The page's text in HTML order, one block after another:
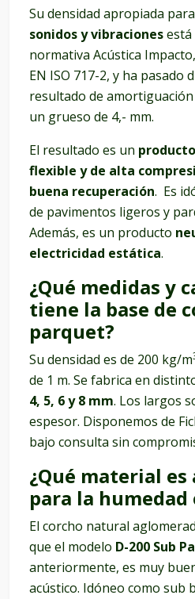
Su densidad apropiada para
sonidos y vibraciones
normativa Acústica
EN ISO 717-2, y ha pasado
resultado de
un grueso de 4,- mm.
El resultado es un
flexible y de alta
buena recuperación. Es
de pavimentos ligeros y
Además, es un producto
electricidad estática.
¿Qué medidas y
tiene la base de
parquet?
Su densidad es de 200 kg/m
de 1 m. Se fabrica en
4, 5, 6 y 8 mm. Los largos
espesor. Disponemos de
bajo consulta sin
¿Qué material es
para la humedad
El corcho natural
que el modelo D-200 Sub
anteriormente, es muy
acústico. Idóneo como sub